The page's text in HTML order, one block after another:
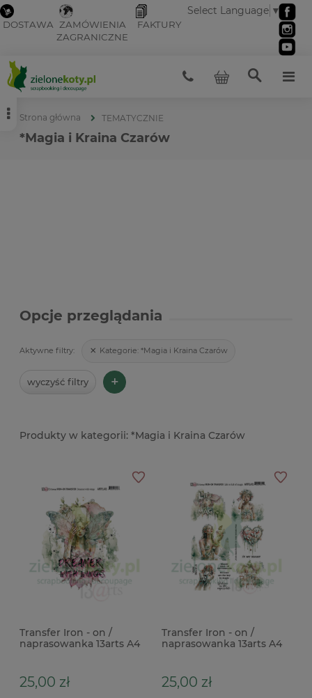
DOSTAWA ZAMÓWIENIA
ZAGRANICZNE
FAKTURY
Select Language ▼
Strona główna TEMATYCZNIE
*Magia i Kraina Czarów
Opcje przeglądania
Aktywne filtry: Kategorie: *Magia i Kraina Czarów
wyczyść filtry +
*Magia i Kraina Czarów
Transfer Iron - on /
naprasowanka 13arts A4
25,00 zł
Transfer Iron - on /
naprasowanka 13arts A4
25,00 zł